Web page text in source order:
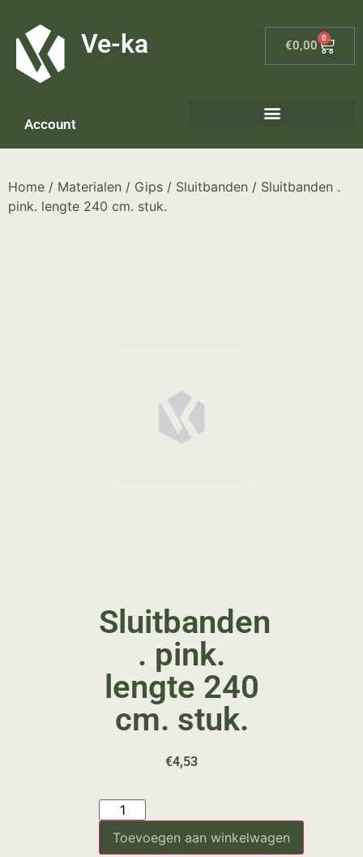
Ve-ka €0,00
0
Account
Home / Materialen / Gips / Sluitbanden / Sluitbanden .
pink. lengte 240 cm. stuk.
Sluitbanden
. pink.
lengte 240
cm. stuk.
€4,53
Toevoegen aan winkelwagen